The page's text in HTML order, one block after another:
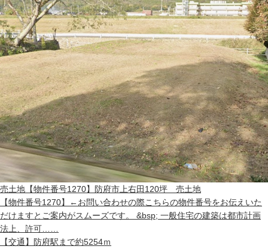
売土地 【物件番号1270】防府市上右田120坪 売土地
【物件番号1270】←お問い合わせの際こちらの物件番号をお伝えいた
だけますとご案内がスムーズです。 &bsp; 一般住宅の建築は都市計画
法上、許可……
【交通】 防府駅まで約5254ｍ